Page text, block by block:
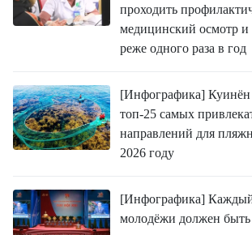
проходить
медицинский осмотр и
реже одного раза в год
[Инфографика] Куинён
топ-25 самых
направлений для
2026 году
[Инфографика]
молодёжи должен быть